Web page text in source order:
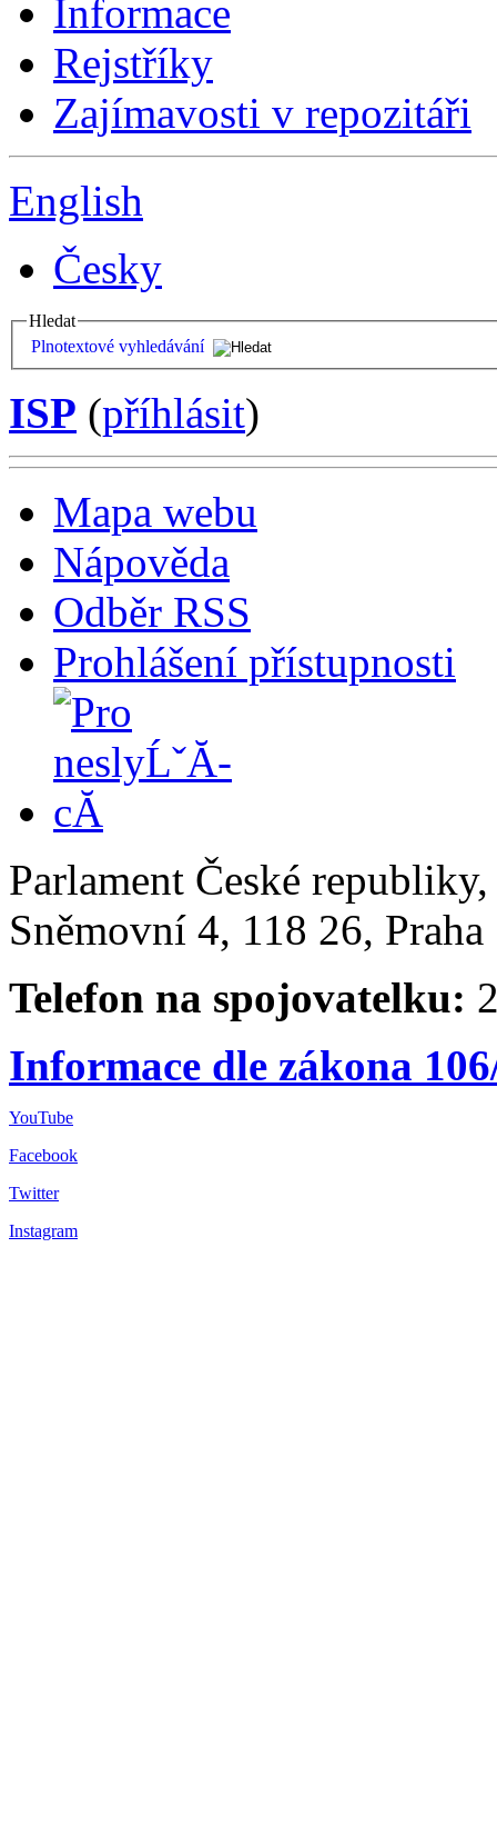
Informace
Rejstříky
Zajímavosti v repozitáři
English
Česky
Hledat
Plnotextové vyhledávání
ISP (příhlásit)
Mapa webu
Nápověda
Odběr RSS
Prohlášení přístupnosti
Parlament České
Sněmovní 4, 118 26,
Telefon na spojovatelku:
Informace dle zákona
YouTube
Facebook
Twitter
Instagram